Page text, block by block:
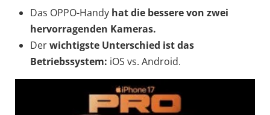
Das OPPO-Handy hat die bessere von zwei
hervorragenden Kameras.
Derwichtigste Unterschied ist das
Betriebssystem: iOS vs. Android.